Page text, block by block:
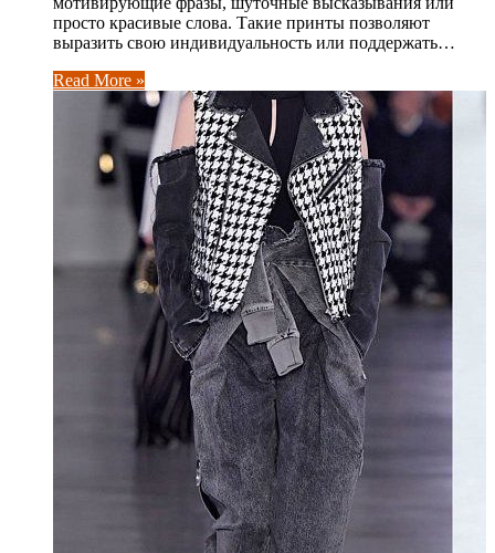
просто красивые слова. Такие принты позволяют
выразить свою индивидуальность или поддержать…
Read More »